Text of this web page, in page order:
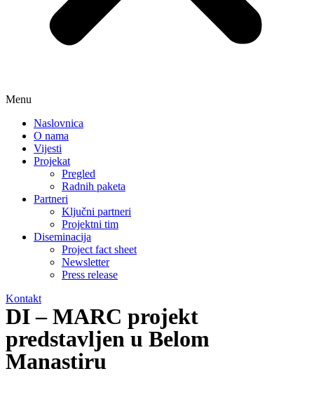
Menu
Naslovnica
O nama
Vijesti
Projekat
Pregled
Radnih paketa
Partneri
Ključni partneri
Projektni tim
Diseminacija
Project fact sheet
Newsletter
Press release
Kontakt
DI – MARC projekt
predstavljen u Belom
Manastiru